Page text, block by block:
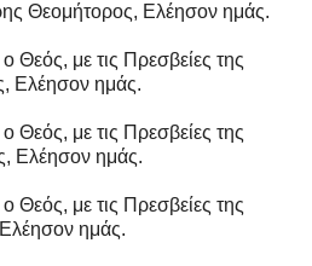
Θεομήτορος, Ελέησον ημάς.
Θεός, με τις Πρεσβείες της
Ελέησον ημάς.
Θεός, με τις Πρεσβείες της
Ελέησον ημάς.
Θεός, με τις Πρεσβείες της
ημάς.